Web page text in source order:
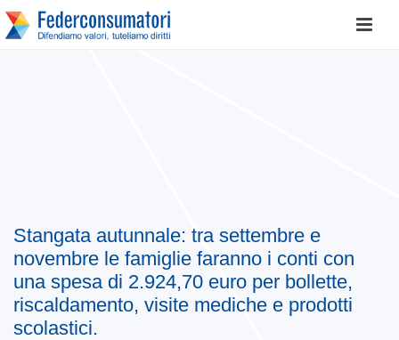
Stangata autunnale: tra settembre e
novembre le famiglie faranno i conti con
una spesa di 2.924,70 euro per bollette,
riscaldamento, visite mediche e prodotti
scolastici.